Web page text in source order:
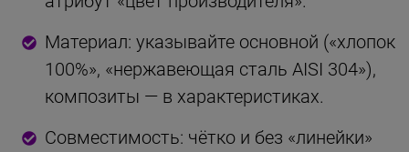
Материал: указывайте основной («хлопок
100%», «нержавеющая сталь AISI 304»),
композиты — в характеристиках.
Совместимость: чётко и без «линейки»